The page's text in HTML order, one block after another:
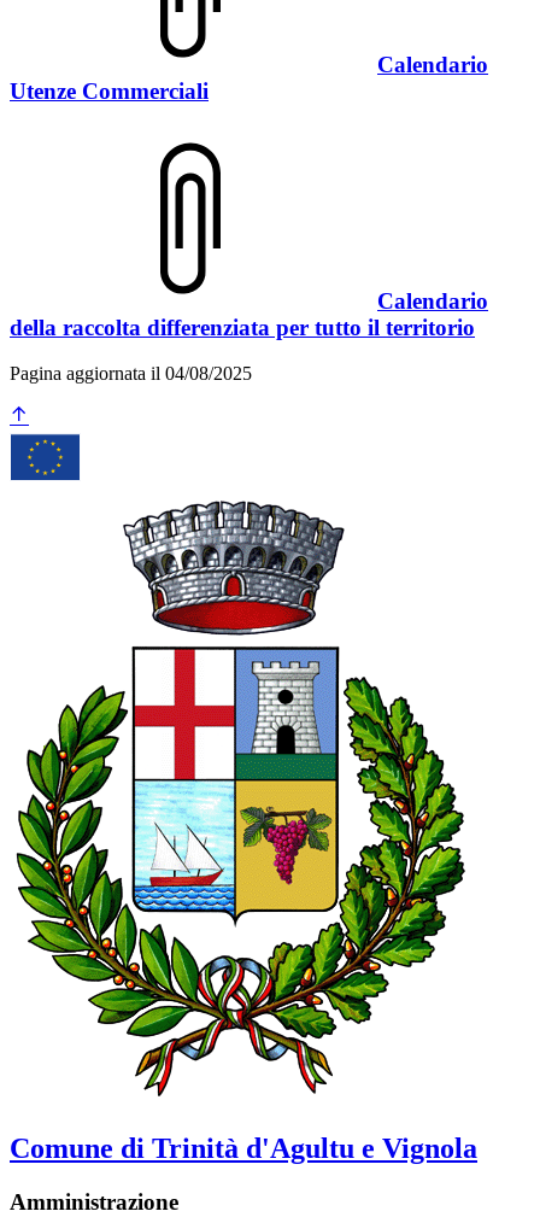
Calendario
Utenze Commerciali
Calendario
della raccolta differenziata per tutto il territorio
Pagina aggiornata il 04/08/2025
Comune di Trinità d'Agultu e Vignola
Amministrazione